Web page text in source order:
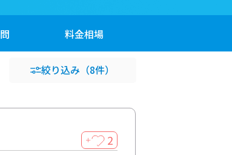
料金相場
絞り込み （8件）
＋ 2